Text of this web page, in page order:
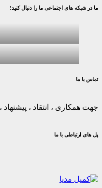
ما در شبکه های اجتماعی ما را دنبال کنید!
تماس با ما
جهت همکاری ، انتقاد ،
پل های ارتباطی با ما